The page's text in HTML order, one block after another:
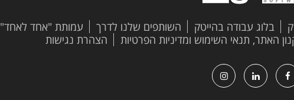
בלוג עבודה בהייטק השותפים שלנו לדרך עמותת "אחד לאחד"
האתר, תנאי השימוש ומדיניות הפרטיות הצהרת נגישות